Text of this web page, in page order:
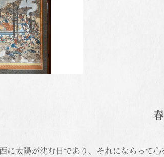
に太陽が沈む日であり、それにならって